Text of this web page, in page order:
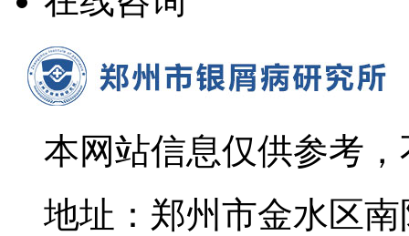
本网站信息仅供参考
地址：郑州市金水区